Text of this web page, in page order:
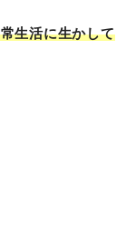
生活に生かして